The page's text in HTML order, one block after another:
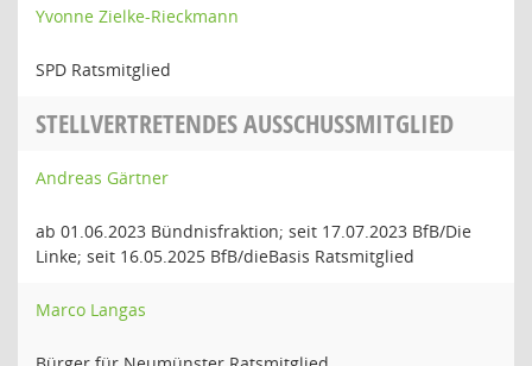
Yvonne Zielke-Rieckmann
SPD Ratsmitglied
STELLVERTRETENDES AUSSCHUSSMITGLIED
Andreas Gärtner
ab 01.06.2023 Bündnisfraktion; seit 17.07.2023 BfB/Die
Linke; seit 16.05.2025 BfB/dieBasis Ratsmitglied
Marco Langas